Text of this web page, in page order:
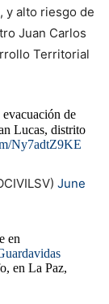
y alto riesgo de
Juan Carlos
Territorial
de
Lucas, distrito
Ny7adtZ9KE
June
en
en La Paz,